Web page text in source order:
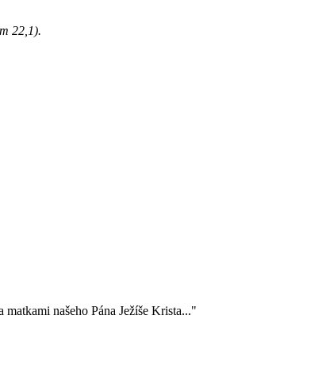
22,1).
našeho Pána Ježíše Krista..."